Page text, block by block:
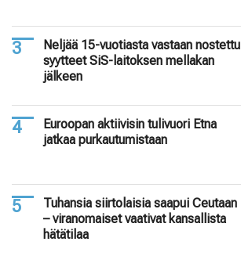
Neljää 15-vuotiasta vastaan nostettu
syytteet SiS-laitoksen mellakan
jälkeen
Euroopan aktiivisin tulivuori Etna
jatkaa purkautumistaan
Tuhansia siirtolaisia saapui Ceutaan
– viranomaiset vaativat kansallista
hätätilaa